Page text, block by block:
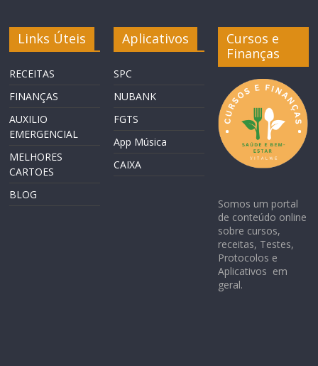
Links Úteis
RECEITAS
FINANÇAS
AUXILIO
EMERGENCIAL
MELHORES
CARTOES
BLOG
Aplicativos
SPC
NUBANK
FGTS
App Música
CAIXA
Cursos e
Finanças
Somos um portal
de conteúdo online
sobre cursos,
receitas, Testes,
Protocolos e
Aplicativos em
geral.